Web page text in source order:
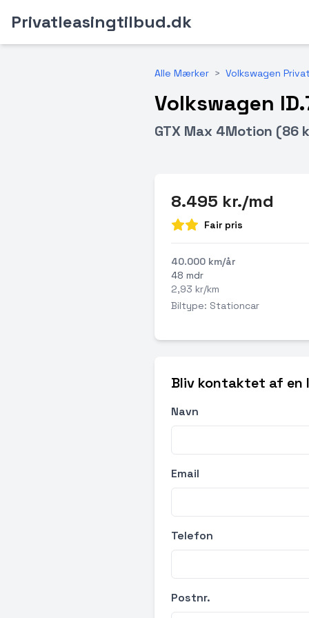
Privatleasingtilbud.dk
Alle Mærker > Volkswagen
Volkswagen
GTX Max 4Motion (86
8.495 kr./md
Fair pris
40.000 km/år
48 mdr
2,93 kr/km
Biltype: Stationcar
Bliv kontaktet af en
Navn
Email
Telefon
Postnr.